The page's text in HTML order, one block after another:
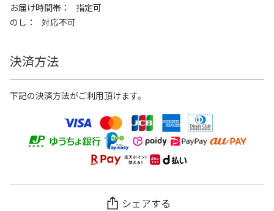
お届け時間帯
指定可
のし
対応不可
決済方法
下記の決済方法がご利用頂けます。
シェアする